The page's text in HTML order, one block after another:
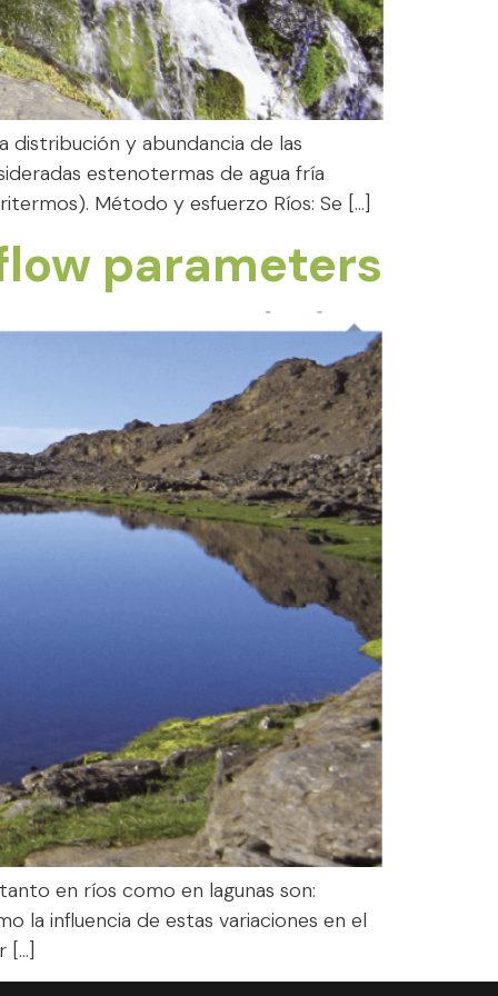
y abundancia de las
estenotermas de agua fría
Método y esfuerzo Ríos: Se […]
parameters
en ríos como en lagunas son:
la influencia de estas variaciones en el
[…]